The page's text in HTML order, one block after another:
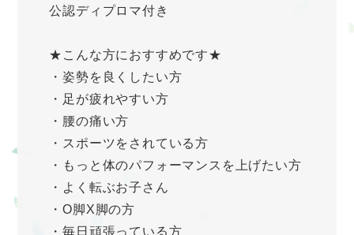
公認ディプロマ付き
★こんな方におすすめです★
・姿勢を良くしたい方
・足が疲れやすい方
・腰の痛い方
・スポーツをされている方
・もっと体のパフォーマンスを上げたい方
・よく転ぶお子さん
・O脚X脚の方
・毎日頑張っている方